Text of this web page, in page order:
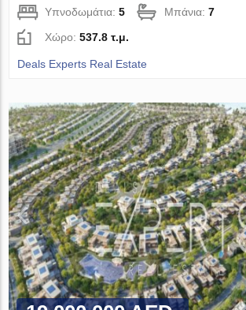
Υπνοδωμάτια:5 Μπάνια:7
Χώρο:537.8 τ.μ.
Deals Experts Real Estate